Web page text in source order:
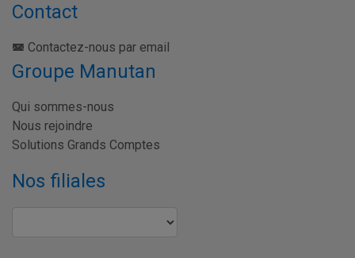
Contact
Contactez-nous par email
Groupe Manutan
Qui sommes-nous
Nous rejoindre
Solutions Grands Comptes
Nos filiales